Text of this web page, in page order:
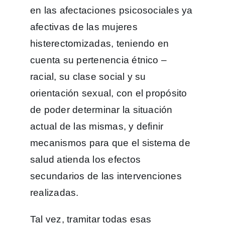
en las afectaciones psicosociales ya
afectivas de las mujeres
histerectomizadas, teniendo en
cuenta su pertenencia étnico –
racial, su clase social y su
orientación sexual, con el propósito
de poder determinar la situación
actual de las mismas, y definir
mecanismos para que el sistema de
salud atienda los efectos
secundarios de las intervenciones
realizadas.
Tal vez, tramitar todas esas